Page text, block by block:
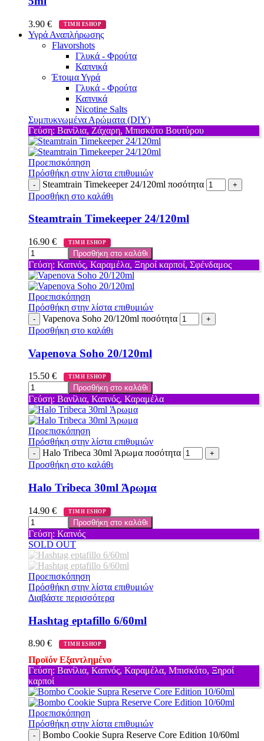
3.90 € ΤΙΜΗ ESHOP
Υγρά Αναπλήρωσης
Flavorshots
Γλυκά - Φρούτα
Καπνικά
Έτοιμα Υγρά
Γλυκά - Φρούτα
Καπνικά
Nicotine Salts
Συμπυκνωμένα Αρώματα (DIY)
Γεύση: Βανίλια, Ζάχαρη, Μπισκότο Βουτύρου
Προεπισκόπηση
Πρόσθήκη στην λίστα επιθυμιών
Steamtrain Timekeeper 24/120ml ποσότητα
Προσθήκη στο καλάθι
Steamtrain Timekeeper 24/120ml
16.90 € ΤΙΜΗ ESHOP
Προσθήκη στο καλάθι
Γεύση: Καπνός, Καραμέλα, Ξηροί καρποί, Σφένδαμος
Προεπισκόπηση
Πρόσθήκη στην λίστα επιθυμιών
Vapenova Soho 20/120ml ποσότητα
Προσθήκη στο καλάθι
Vapenova Soho 20/120ml
15.50 € ΤΙΜΗ ESHOP
Προσθήκη στο καλάθι
Γεύση: Βανίλια, Καπνός, Καραμέλα
Προεπισκόπηση
Πρόσθήκη στην λίστα επιθυμιών
Halo Tribeca 30ml Άρωμα ποσότητα
Προσθήκη στο καλάθι
Halo Tribeca 30ml Άρωμα
14.90 € ΤΙΜΗ ESHOP
Προσθήκη στο καλάθι
Γεύση: Καπνός
SOLD OUT
Προεπισκόπηση
Πρόσθήκη στην λίστα επιθυμιών
Διαβάστε περισσότερα
Hashtag eptafillo 6/60ml
8.90 € ΤΙΜΗ ESHOP
Προϊόν Εξαντλημένο
Γεύση: Βανίλια, Καπνός, Καραμέλα, Μπισκότο, Ξηροί
καρποί
Προεπισκόπηση
Πρόσθήκη στην λίστα επιθυμιών
Bombo Cookie Supra Reserve Core Edition 10/60ml